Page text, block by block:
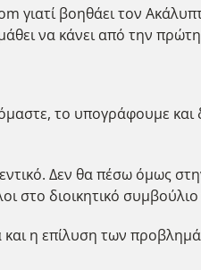
βοηθάει τον
να κάνει από την
το υπογράφουμε
Δεν θα πέσω όμως
στο διοικητικό
η επίλυση των